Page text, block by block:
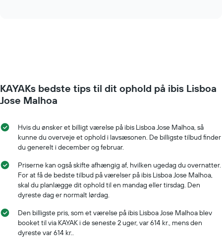
for
et
værelse
opholdet
nærmer
har
x-
der
viser
antallet
af
dage
før
opholdet
Diagrammet
har
KAYAKs bedste tips til dit ophold på ibis Lisboa
Jose Malhoa
Hvis du ønsker et billigt værelse på ibis Lisboa Jose Malhoa, så
kunne du overveje et ophold i lavsæsonen. De billigste tilbud finder
du generelt i december og februar.
Priserne kan også skifte afhængig af, hvilken ugedag du overnatter.
For at få de bedste tilbud på værelser på ibis Lisboa Jose Malhoa,
skal du planlægge dit ophold til en mandag eller tirsdag. Den
dyreste dag er normalt lørdag.
Den billigste pris, som et værelse på ibis Lisboa Jose Malhoa blev
booket til via KAYAK i de seneste 2 uger, var 614 kr., mens den
dyreste var 614 kr..